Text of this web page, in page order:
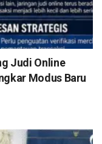
Judi Online
Modus Baru